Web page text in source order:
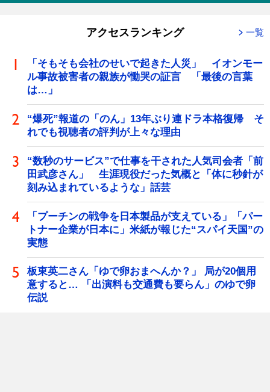
アクセスランキング 一覧
「そもそも会社のせいで起きた人災」 イオンモー
ル事故被害者の親族が慟哭の証言 「最後の言葉
は…」
“爆死”報道の「のん」13年ぶり連ドラ本格復帰 そ
れでも視聴者の評判が上々な理由
“数秒のサービス”で仕事を干された人気司会者「前
田武彦さん」 生涯現役だった気概と「体に秒針が
刻み込まれているような」話芸
「プーチンの戦争を日本製品が支えている」「パー
トナー企業が日本に」米紙が報じた“スパイ天国”の
実態
板東英二さん「ゆで卵おまへんか？」 局が20個用
意すると… 「出演料も交通費も要らん」のゆで卵
伝説